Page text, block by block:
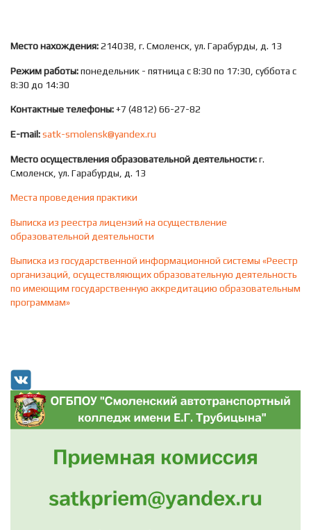
Место нахождения:214038, г. Смоленск, ул. Гарабурды, д. 13
Режим работы:понедельник - пятница с 8:30 по 17:30, суббота с
8:30 до 14:30
Контактные телефоны:+7 (4812) 66-27-82
E-mail:satk-smolensk@yandex.ru
Место осуществления образовательной деятельности:г.
Смоленск, ул. Гарабурды, д. 13
Места проведения практики
Выписка из реестра лицензий на осуществление
образовательной деятельности
Выписка из государственной информационной системы «Реестр
организаций, осуществляющих образовательную деятельность
по имеющим государственную аккредитацию образовательным
программам»